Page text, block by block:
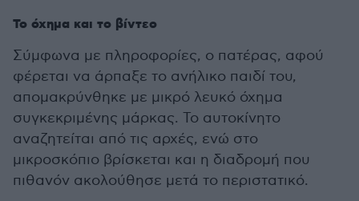
Το όχημα και το βίντεο
Σύμφωνα με πληροφορίες, ο πατέρας, αφού
φέρεται να άρπαξε το ανήλικο παιδί του,
απομακρύνθηκε με μικρό λευκό όχημα
συγκεκριμένης μάρκας. Το αυτοκίνητο
αναζητείται από τις αρχές, ενώ στο
μικροσκόπιο βρίσκεται και η διαδρομή που
πιθανόν ακολούθησε μετά το περιστατικό.